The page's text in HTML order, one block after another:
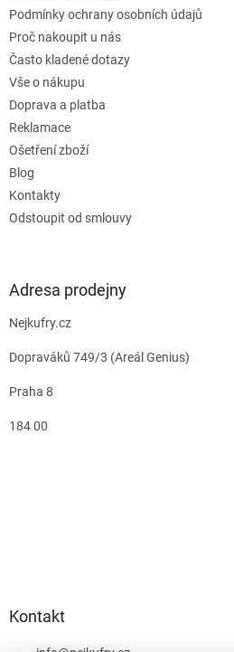
Podmínky ochrany osobních údajů
Proč nakoupit u nás
Často kladené dotazy
Vše o nákupu
Doprava a platba
Reklamace
Ošetření zboží
Blog
Kontakty
Odstoupit od smlouvy
Adresa prodejny
Nejkufry.cz
Dopraváků 749/3 (Areál Genius)
Praha 8
184 00
Kontakt